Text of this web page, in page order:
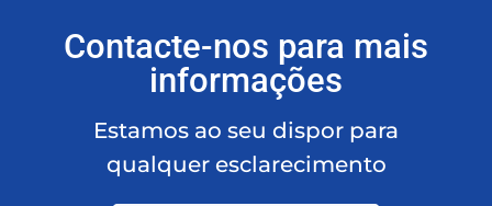
Contacte-nos para mais
informações
Estamos ao seu dispor para
qualquer esclarecimento